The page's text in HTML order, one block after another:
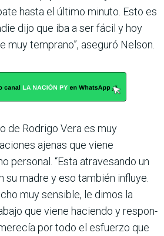
hasta el último minuto. Esto es
dijo que iba a ser fácil y hoy
muy tem­prano”, aseguró Nelson.
de Rodrigo Vera es muy
ajenas que viene
personal. “Esta atrave­sando un
madre y eso también influye.
muy sensible, le dimos la
que viene haciendo y respon­
por todo el esfuerzo que